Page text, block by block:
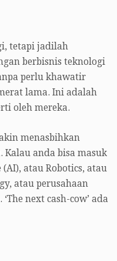
tetapi jadilah
berbisnis teknologi
perlu khawatir
lama. Ini adalah
oleh mereka.
menasbihkan
anda bisa masuk
atau Robotics, atau
atau perusahaan
next cash-cow’ ada